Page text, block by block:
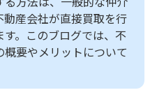
動産会社が直接買取を行
す。このブログでは、不
要やメリットについて